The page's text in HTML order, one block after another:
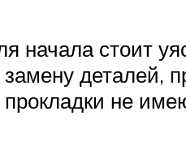
начала стоит
деталей,
прокладки не